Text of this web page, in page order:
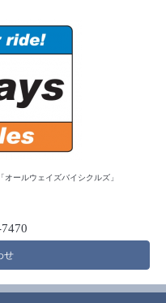
ールウェイズバイシクルズ」
せ